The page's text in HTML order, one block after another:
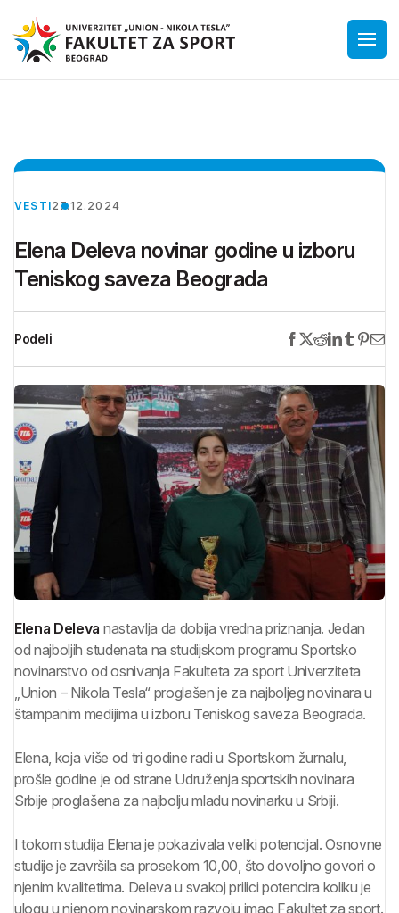
VESTI27.12.2024
Elena Deleva novinar godine u izboru
Teniskog saveza Beograda
Podeli
Elena Deleva nastavlja da dobija vredna priznanja. Jedan
od najboljih studenata na studijskom programu Sportsko
novinarstvo od osnivanja Fakulteta za sport Univerziteta
„Union – Nikola Tesla“ proglašen je za najboljeg novinara u
štampanim medijima u izboru Teniskog saveza Beograda.
Elena, koja više od tri godine radi u Sportskom žurnalu,
prošle godine je od strane Udruženja sportskih novinara
Srbije proglašena za najbolju mladu novinarku u Srbiji.
I tokom studija Elena je pokazivala veliki potencijal. Osnovne
studije je završila sa prosekom 10,00, što dovoljno govori o
njenim kvalitetima. Deleva u svakoj prilici potencira koliku je
ulogu u njenom novinarskom razvoju imao Fakultet za sport.